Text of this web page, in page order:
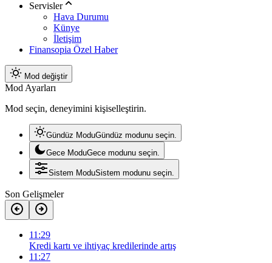
Servisler
Hava Durumu
Künye
İletişim
Finansopia Özel Haber
Mod değiştir
Mod Ayarları
Mod seçin, deneyimini kişiselleştirin.
Gündüz ModuGündüz modunu seçin.
Gece ModuGece modunu seçin.
Sistem ModuSistem modunu seçin.
Son Gelişmeler
11:29
Kredi kartı ve ihtiyaç kredilerinde artış
11:27